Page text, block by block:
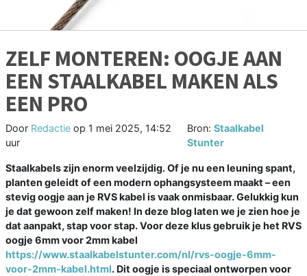
ZELF MONTEREN: OOGJE AAN
EEN STAALKABEL MAKEN ALS
EEN PRO
Door Redactie op 1 mei 2025, 14:52
uur
Bron: Staalkabel
Stunter
Staalkabels zijn enorm veelzijdig. Of je nu een leuning spant,
planten geleidt of een modern ophangsysteem maakt – een
stevig oogje aan je RVS kabel is vaak onmisbaar. Gelukkig kun
je dat gewoon zelf maken! In deze blog laten we je zien hoe je
dat aanpakt, stap voor stap. Voor deze klus gebruik je het RVS
oogje 6mm voor 2mm kabel
https://www.staalkabelstunter.com/nl/rvs-oogje-6mm-
voor-2mm-kabel.html. Dit oogje is speciaal ontworpen voor